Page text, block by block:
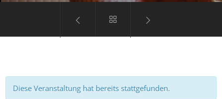
Diese Veranstaltung hat bereits stattgefunden.